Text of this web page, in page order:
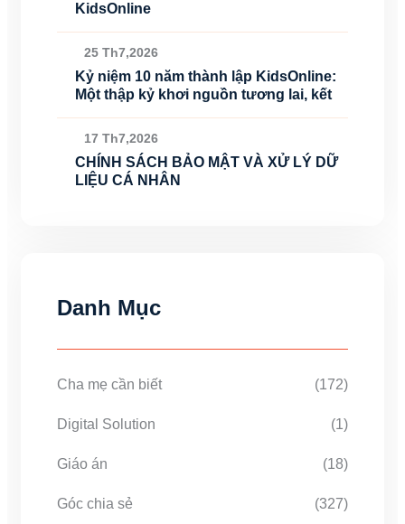
KidsOnline
25 Th7,2026
Kỷ niệm 10 năm thành lập KidsOnline:
Một thập kỷ khơi nguồn tương lai, kết
17 Th7,2026
CHÍNH SÁCH BẢO MẬT VÀ XỬ LÝ DỮ
LIỆU CÁ NHÂN
Danh Mục
Cha mẹ cần biết (172)
Digital Solution (1)
Giáo án (18)
Góc chia sẻ (327)